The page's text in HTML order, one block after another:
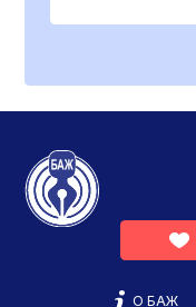
О БАЖ